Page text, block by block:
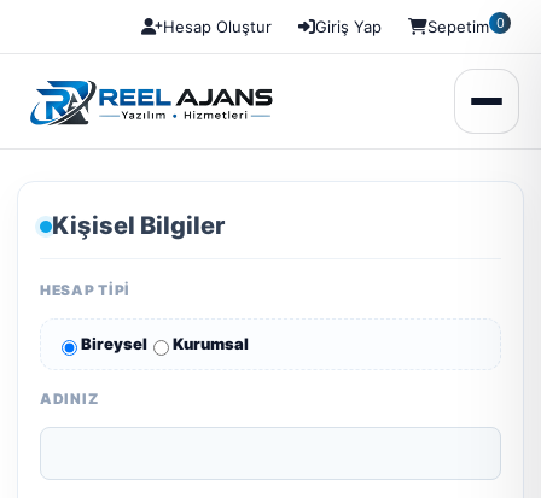
Hesap Oluştur Giriş Yap Sepetim 0
Kişisel Bilgiler
HESAP TIPI
Bireysel Kurumsal
ADINIZ